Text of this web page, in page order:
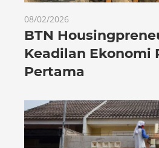
08/02/2026
BTN
Keadilan Ekonomi
Pertama